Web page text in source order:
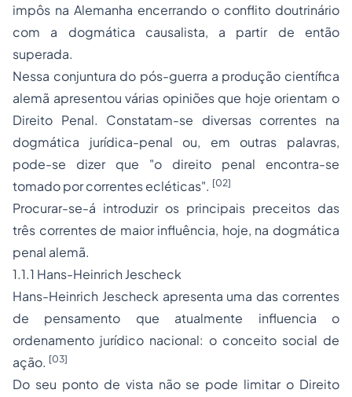
impôs na Alemanha encerrando o conflito doutrinário
com a dogmática causalista, a partir de então
superada.
Nessa conjuntura do pós-guerra a produção científica
alemã apresentou várias opiniões que hoje orientam o
Direito Penal. Constatam-se diversas correntes na
dogmática jurídica-penal ou, em outras palavras,
pode-se dizer que "o direito penal encontra-se
tomado por correntes ecléticas". [02]
Procurar-se-á introduzir os principais preceitos das
três correntes de maior influência, hoje, na dogmática
penal alemã.
1.1.1 Hans-Heinrich Jescheck
Hans-Heinrich Jescheck apresenta uma das correntes
de pensamento que atualmente influencia o
ordenamento jurídico nacional: o conceito social de
ação. [03]
Do seu ponto de vista não se pode limitar o Direito